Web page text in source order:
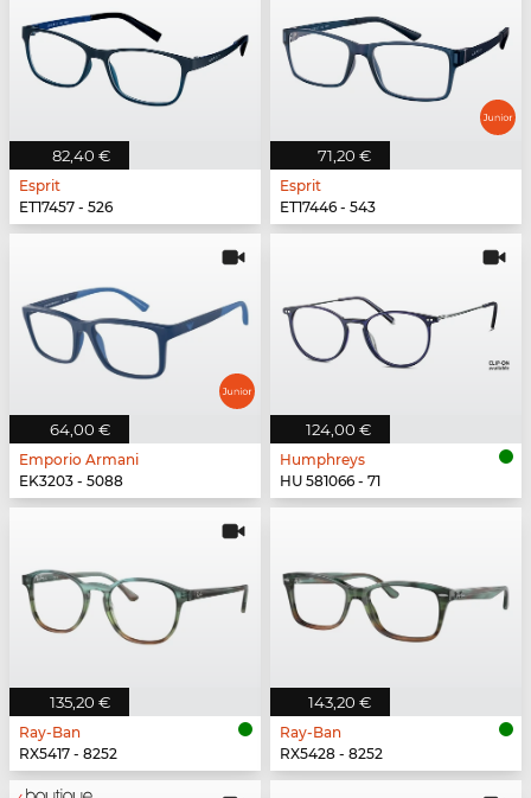
82,40 €
Esprit
ET17457 - 526
71,20 €
Esprit
ET17446 - 543
64,00 €
Emporio Armani
EK3203 - 5088
124,00 €
Humphreys
HU 581066 - 71
135,20 €
Ray-Ban
RX5417 - 8252
143,20 €
Ray-Ban
RX5428 - 8252